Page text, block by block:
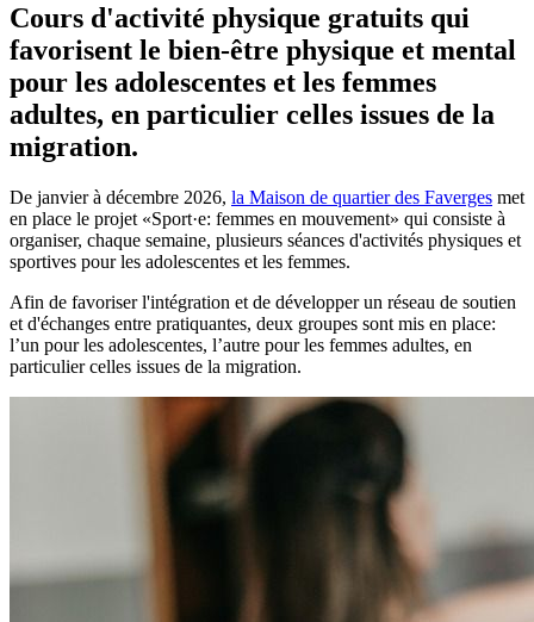
Cours d'activité physique gratuits qui
favorisent le bien-être physique et mental
pour les adolescentes et les femmes
adultes, en particulier celles issues de la
migration.
De janvier à décembre 2026, la Maison de quartier des Faverges met
en place le projet «Sport·e: femmes en mouvement» qui consiste à
organiser, chaque semaine, plusieurs séances d'activités physiques et
sportives pour les adolescentes et les femmes.
Afin de favoriser l'intégration et de développer un réseau de soutien
et d'échanges entre pratiquantes, deux groupes sont mis en place:
l’un pour les adolescentes, l’autre pour les femmes adultes, en
particulier celles issues de la migration.